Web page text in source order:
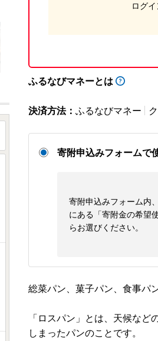
ログ
ふるなびマネーとは
決済方法： ふるなびマネー
寄附申込みフォームで
寄附申込みフォーム内
にある「寄附金の希望
らお選びください。
総菜パン、菓子パン、食事パ
「ロスパン」とは、天候な
しまったパンのことです。